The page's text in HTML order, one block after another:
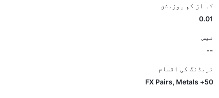
کم از کم پوزیشن
0.01
فیس
--
ٹریڈنگ کی اقسام
50+ FX Pairs, Metals